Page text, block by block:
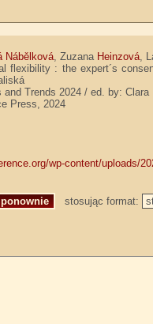
Nábělková, Zuzana Heinzová,
flexibility : the expert´s
Trends 2024 / ed. by:
Press, 2024
wp-content/uploads/
stosując format: